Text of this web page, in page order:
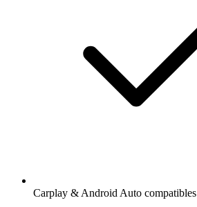
Carplay & Android Auto compatibles